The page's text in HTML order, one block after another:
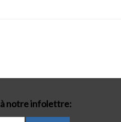
notre infolettre: